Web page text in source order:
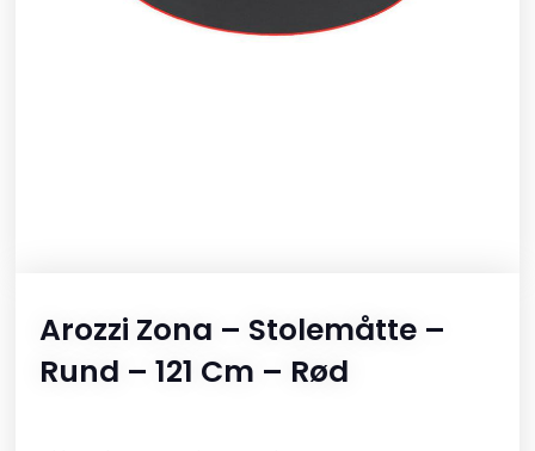
Arozzi Zona – Stolemåtte –
Rund – 121 Cm – Rød